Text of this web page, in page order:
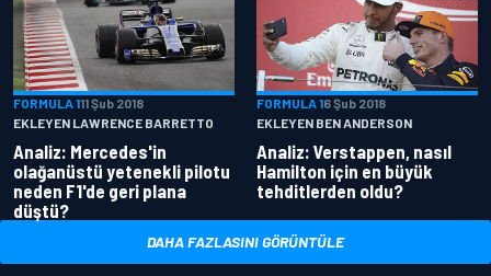
FORMULA 111 Şub 2018
EKLEYEN LAWRENCE BARRETTO
Analiz: Mercedes'in
olağanüstü yetenekli pilotu
neden F1'de geri plana
düştü?
FORMULA 16 Şub 2018
EKLEYEN BEN ANDERSON
Analiz: Verstappen, nasıl
Hamilton için en büyük
tehditlerden oldu?
DAHA FAZLASINI GÖRÜNTÜLE